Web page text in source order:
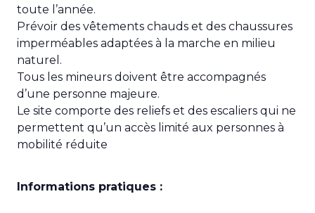
toute l’année.
Prévoir des vêtements chauds et des chaussures
imperméables adaptées à la marche en milieu
naturel.
Tous les mineurs doivent être accompagnés
d’une personne majeure.
Le site comporte des reliefs et des escaliers qui ne
permettent qu’un accès limité aux personnes à
mobilité réduite
Informations pratiques :